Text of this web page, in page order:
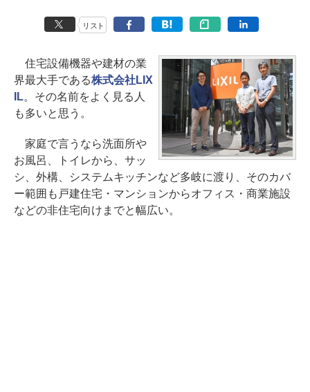
リスト
住宅設備機器や建材の業
界最大手である株式会社LIX
IL。その名前をよく見る人
も多いと思う。
家庭で言うなら洗面所や
お風呂、トイレから、サッ
シ、外構、システムキッチンなど多岐に渡り、そのカバ
ー範囲も戸建住宅・マンションからオフィス・商業施設
などの非住宅向けまでと幅広い。